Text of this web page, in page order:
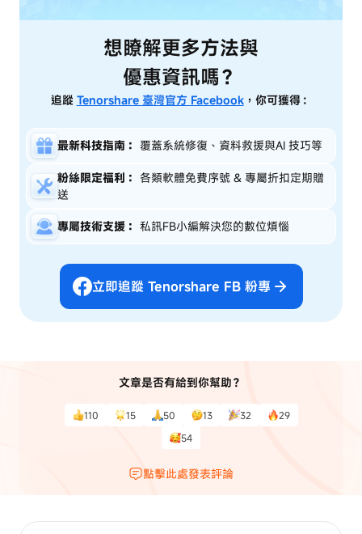
想瞭解更多方法與
優惠資訊嗎？
追蹤 Tenorshare 臺灣官方 Facebook，你可獲得：
最新科技指南： 覆蓋系統修復、資料救援與AI 技巧等
粉絲限定福利： 各類軟體免費序號 & 專屬折扣定期贈
送
專屬技術支援： 私訊FB小編解決您的數位煩惱
立即追蹤 Tenorshare FB 粉專
文章是否有給到你幫助？
110 15 50 13 32
29
54
點擊此處發表評論